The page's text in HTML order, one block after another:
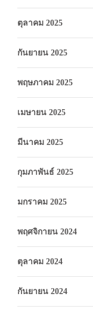
ตุลาคม 2025
กันยายน 2025
พฤษภาคม 2025
เมษายน 2025
มีนาคม 2025
กุมภาพันธ์ 2025
มกราคม 2025
พฤศจิกายน 2024
ตุลาคม 2024
กันยายน 2024